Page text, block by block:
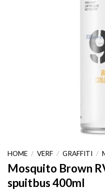
HOME / VERF / GRAFFITI /
Mosquito Brown
spuitbus 400ml